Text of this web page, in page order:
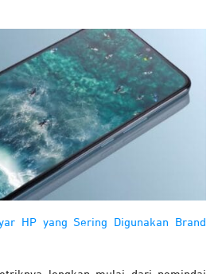
HP yang Sering Digunakan Brand